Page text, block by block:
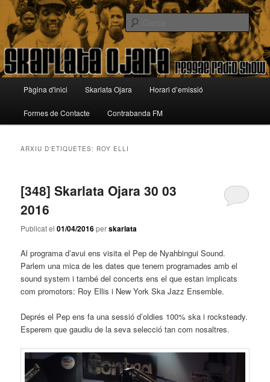
Aneu
contingut
principal
Aneu
contingut
secundariSkarlata Ojara
Reggae Radio Show
Cerca
principal
Pàgina d'inici Skarlata Ojara Horari d’emissió
Formes de Contacte Contrabanda FM
ARXIU D'ETIQUETES: ROY ELLI
[348] Skarlata Ojara 30 03
2016
Publicat el01/04/2016perskarlata
Al programa d’avui ens visita el Pep de Nyahbingui Sound.
Parlem una mica de les dates que tenem programades amb el
sound system i també del concerts ens el que estan implicats
com promotors: Roy Ellis i New York Ska Jazz Ensemble.
Deprés el Pep ens fa una sessió d’oldies 100% ska i rocksteady.
Esperem que gaudiu de la seva selecció tan com nosaltres.